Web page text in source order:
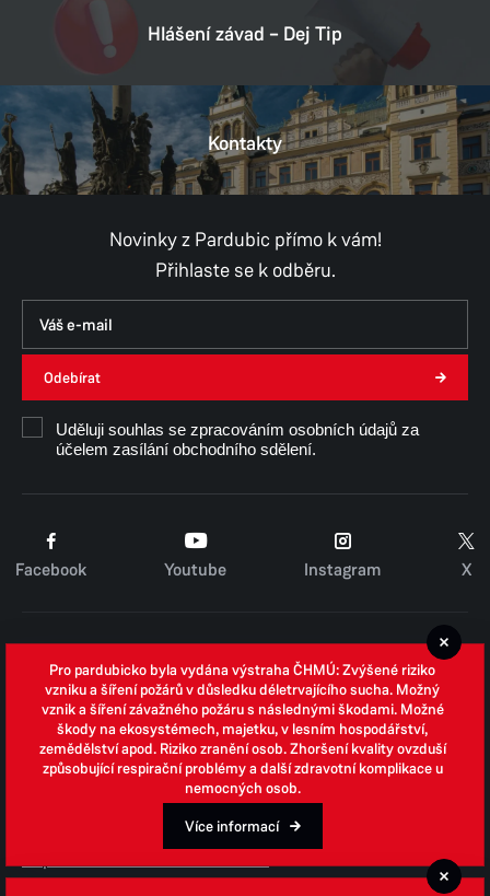
Hlášení závad – Dej Tip
Kontakty
Novinky z Pardubic přímo k vám!
Přihlaste se k odběru.
Odebírat
Uděluji souhlas se zpracováním osobních údajů za
účelem zasílání obchodního sdělení.
Facebook Youtube Instagram X
Zpracování osobních údajů
Whistleblowing
Open data
Povinně zveřejňované informace
Prohlášení o přístupnosti
Odpovědi na žádosti o informace
Pro pardubicko byla vydána výstraha ČHMÚ: Zvýšené riziko
vzniku a šíření požárů v důsledku déletrvajícího sucha. Možný
vznik a šíření závažného požáru s následnými škodami. Možné
škody na ekosystémech, majetku, v lesním hospodářství,
zemědělství apod. Riziko zranění osob. Zhoršení kvality ovzduší
způsobující respirační problémy a další zdravotní komplikace u
nemocných osob.
Více informací